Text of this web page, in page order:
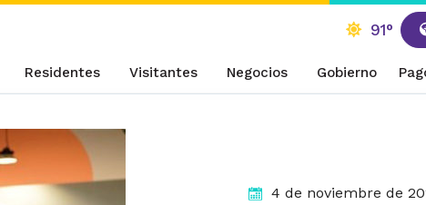
91°
Residentes Visitantes Negocios Gobierno
4 de noviembre de